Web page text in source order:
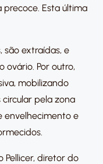
precoce. Esta última
são extraídas, e
ovário. Por outro,
mobilizando
pela zona
envelhecimento e
Pellicer, diretor do